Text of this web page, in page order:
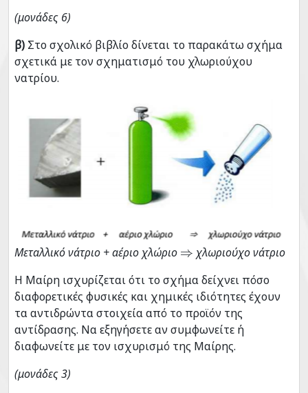
(μονάδες 6)
β) Στο σχολικό βιβλίο δίνεται το παρακάτω σχήμα
σχετικά με τον σχηματισμό του χλωριούχου
νατρίου.
Μεταλλικό νάτριο + αέριο χλώριο ⇒ χλωριούχο νάτριο
Η Μαίρη ισχυρίζεται ότι το σχήμα δείχνει πόσο
διαφορετικές φυσικές και χημικές ιδιότητες έχουν
τα αντιδρώντα στοιχεία από το προϊόν της
αντίδρασης. Να εξηγήσετε αν συμφωνείτε ή
διαφωνείτε με τον ισχυρισμό της Μαίρης.
(μονάδες 3)